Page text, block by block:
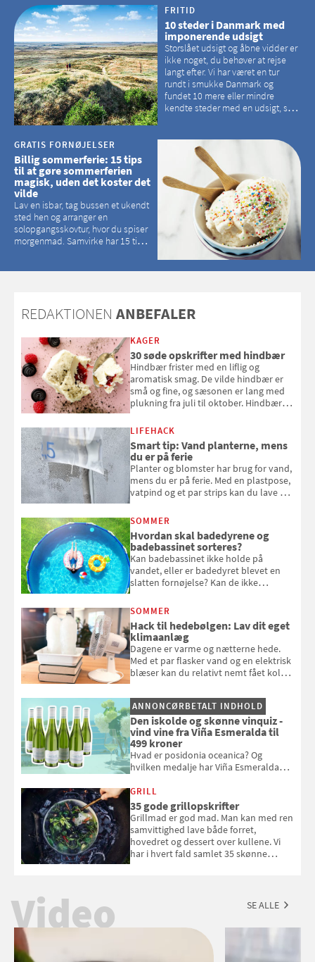
hvilke kirker, der er en omvej værd
FRITID
10 steder i Danmark med
imponerende udsigt
Storslået udsigt og åbne vidder er
ikke noget, du behøver at rejse
langt efter. Vi har været en tur
rundt i smukke Danmark og
fundet 10 mere eller mindre
kendte steder med en udsigt, som
GRATIS FORNØJELSER
Billig sommerferie: 15 tips
til at gøre sommerferien
magisk, uden det koster det
vilde
Lav en isbar, tag bussen et ukendt
sted hen og arranger en
solopgangsskovtur, hvor du spiser
morgenmad. Samvirke har 15 tips
REDAKTIONEN ANBEFALER
KAGER
30 søde opskrifter med hindbær
Hindbær frister med en liflig og
aromatisk smag. De vilde hindbær er
små og fine, og sæsonen er lang med
plukning fra juli til oktober. Hindbær
kan bruge dine hindbær i alt fra
bagværk og salater til is og syltning.
LIFEHACK
Smart tip: Vand planterne, mens
du er på ferie
Planter og blomster har brug for vand,
mens du er på ferie. Med en plastpose,
vatpind og et par strips kan du lave dit
at bede naboen om at vande eller
komme hjem til døde planter
SOMMER
Hvordan skal badedyrene og
badebassinet sorteres?
Kan badebassinet ikke holde på
vandet, eller er badedyret blevet en
slatten fornøjelse? Kan de ikke
opmærksom, når du smider
badebassinet eller et badedyr ud
SOMMER
Hack til hedebølgen: Lav dit eget
klimaanlæg
Dagene er varme og nætterne hede.
Med et par flasker vand og en elektrisk
blæser kan du relativt nemt fået koldt
og se, hvordan du gør
ANNONCØRBETALT INDHOLD
Den iskolde og skønne vinquiz -
vind vine fra Viña Esmeralda til
499 kroner
Hvad er posidonia oceanica? Og
hvilken medalje har Viña Esmeralda
med i Samvirkes skønne vinquiz, hvor
du kan vinde 6 flasker vin fra Viña
Esmeralda. Konkurrencen slutter 1.
september 2026.
GRILL
35 gode grillopskrifter
Grillmad er god mad. Man kan med ren
samvittighed lave både forret,
hovedret og dessert over kullene. Vi
har i hvert fald samlet 35 skønne
Video SE ALLE